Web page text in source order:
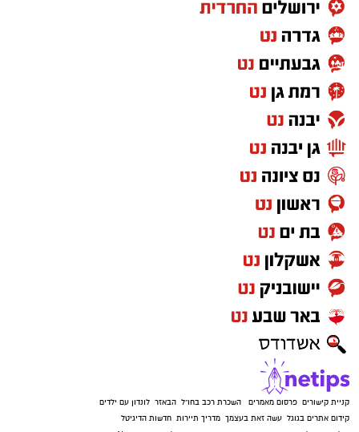
קניית קישורים פרסום מאמרים השכרת רכב בחו"ל הבאזר לונדון עם ילדים
קידום אתרים בגוגל עשה זאת בעצמך מדריך תיירות חדשות הדיגיטל